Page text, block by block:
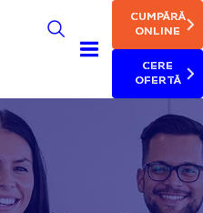
MAINCUMPĂRĂ
ONLINE
CERE
OFERTĂ